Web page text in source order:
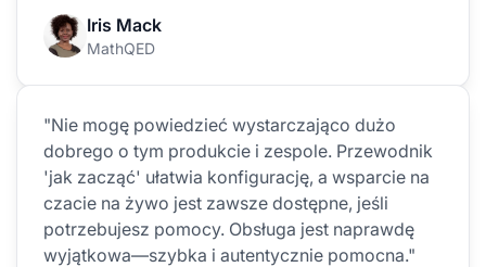
Iris Mack
MathQED
"Nie mogę powiedzieć wystarczająco dużo
dobrego o tym produkcie i zespole. Przewodnik
'jak zacząć' ułatwia konfigurację, a wsparcie na
czacie na żywo jest zawsze dostępne, jeśli
potrzebujesz pomocy. Obsługa jest naprawdę
wyjątkowa—szybka i autentycznie pomocna."